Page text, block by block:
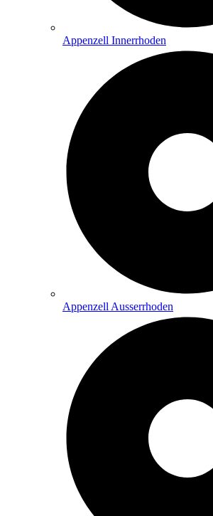
Appenzell Innerrhoden
Appenzell Ausserrhoden